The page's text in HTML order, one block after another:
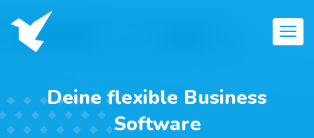
Deine flexible Business
Software